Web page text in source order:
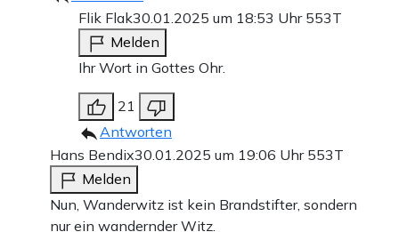
Flik Flak30.01.2025 um 18:53 Uhr 553T
Melden
Ihr Wort in Gottes Ohr.
21
Antworten
Hans Bendix30.01.2025 um 19:06 Uhr 553T
Melden
Nun, Wanderwitz ist kein Brandstifter, sondern
nur ein wandernder Witz.